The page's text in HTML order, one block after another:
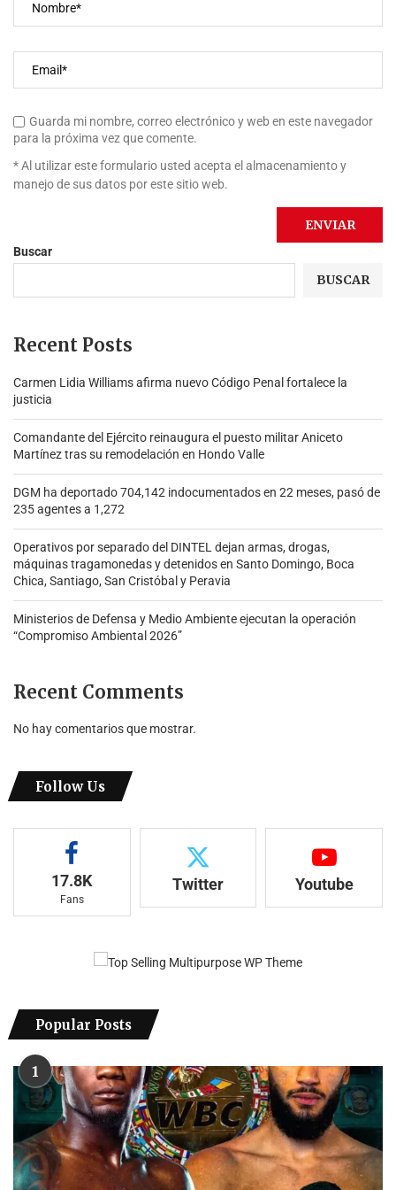
Guarda mi nombre, correo electrónico y web en este navegador
para la próxima vez que comente.
* Al utilizar este formulario usted acepta el almacenamiento y
manejo de sus datos por este sitio web.
Buscar
BUSCAR
Recent Posts
Carmen Lidia Williams afirma nuevo Código Penal fortalece la
justicia
Comandante del Ejército reinaugura el puesto militar Aniceto
Martínez tras su remodelación en Hondo Valle
DGM ha deportado 704,142 indocumentados en 22 meses, pasó de
235 agentes a 1,272
Operativos por separado del DINTEL dejan armas, drogas,
máquinas tragamonedas y detenidos en Santo Domingo, Boca
Chica, Santiago, San Cristóbal y Peravia
Ministerios de Defensa y Medio Ambiente ejecutan la operación
“Compromiso Ambiental 2026”
Recent Comments
No hay comentarios que mostrar.
Follow Us
17.8K
Fans
Twitter Youtube
Popular Posts
1